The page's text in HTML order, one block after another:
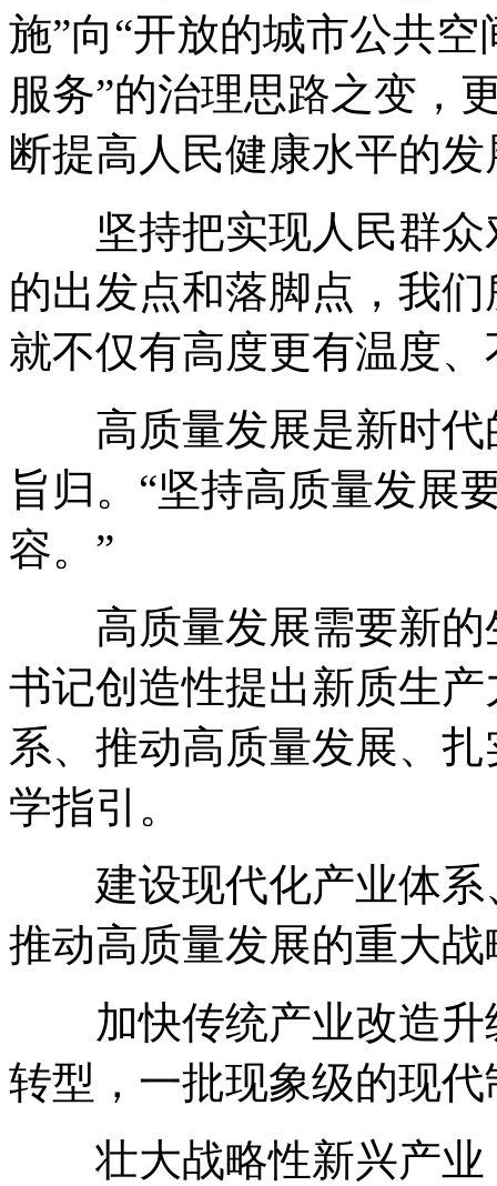
施”向“开放的城市公共空
服务”的治理思路之变，
断提高人民健康水平的
坚持把实现人民群众
的出发点和落脚点，我
就不仅有高度更有温度
高质量发展是新时代
旨归。“坚持高质量发展
容。”
高质量发展需要新的
书记创造性提出新质生
系、推动高质量发展、
学指引。
建设现代化产业体系
推动高质量发展的重大
加快传统产业改造升
转型，一批现象级的现
壮大战略性新兴产业